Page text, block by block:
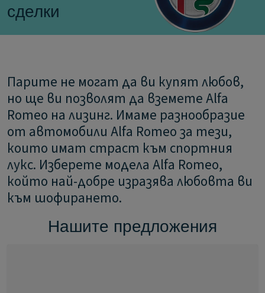
сделки
Парите не могат да ви купят любов,
но ще ви позволят да вземете Alfa
Romeo на лизинг. Имаме разнообразие
от автомобили Alfa Romeo за тези,
които имат страст към спортния
лукс. Изберете модела Alfa Romeo,
който най-добре изразява любовта ви
към шофирането.
Нашите предложения